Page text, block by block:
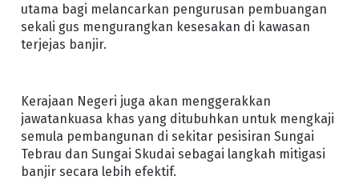
utama bagi melancarkan pengurusan pembuangan
sekali gus mengurangkan kesesakan di kawasan
terjejas banjir.
Kerajaan Negeri juga akan menggerakkan
jawatankuasa khas yang ditubuhkan untuk mengkaji
semula pembangunan di sekitar pesisiran Sungai
Tebrau dan Sungai Skudai sebagai langkah mitigasi
banjir secara lebih efektif.